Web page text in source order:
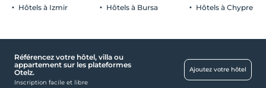
Piscine
de moins de 17 ans
Chaque chambre est gratuite pour un maximum de 2 enfants de
Hôtels à Izmir Hôtels à Bursa Hôtels à Chypre
Référencez votre hôtel, villa ou
appartement sur les plateformes
Otelz.
Inscription facile et libre
Ajoutez votre hôtel